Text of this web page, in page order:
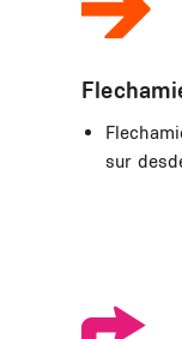
sur